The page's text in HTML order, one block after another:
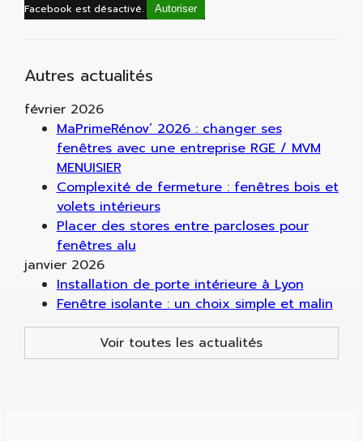
Facebook est désactivé. Autoriser
Autres actualités
février 2026
MaPrimeRénov’ 2026 : changer ses
fenêtres avec une entreprise RGE / MVM
MENUISIER
Complexité de fermeture : fenêtres bois et
volets intérieurs
Placer des stores entre parcloses pour
fenêtres alu
janvier 2026
Installation de porte intérieure à Lyon
Fenêtre isolante : un choix simple et malin
Voir toutes les actualités